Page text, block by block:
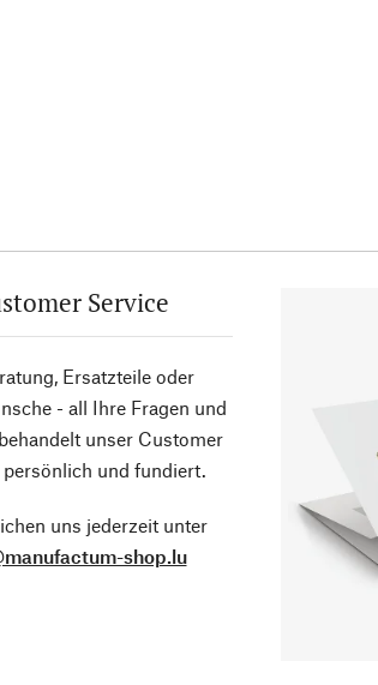
Service
Ersatzteile oder
- all Ihre Fragen und
unser Customer
und fundiert.
uns jederzeit unter
shop.lu